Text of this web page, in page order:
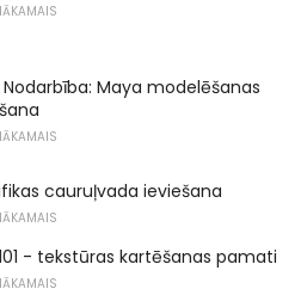
Nodarbība: Maya modelēšanas
cauruļvada ieviešana
- tekstūras kartēšanas pamati